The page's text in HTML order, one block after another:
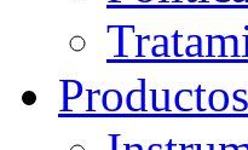
Productos